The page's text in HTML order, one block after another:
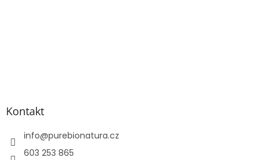
Kontakt
info@purebionatura.cz
603 253 865